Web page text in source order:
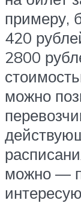
примеру,
420
2800
можно
можно —